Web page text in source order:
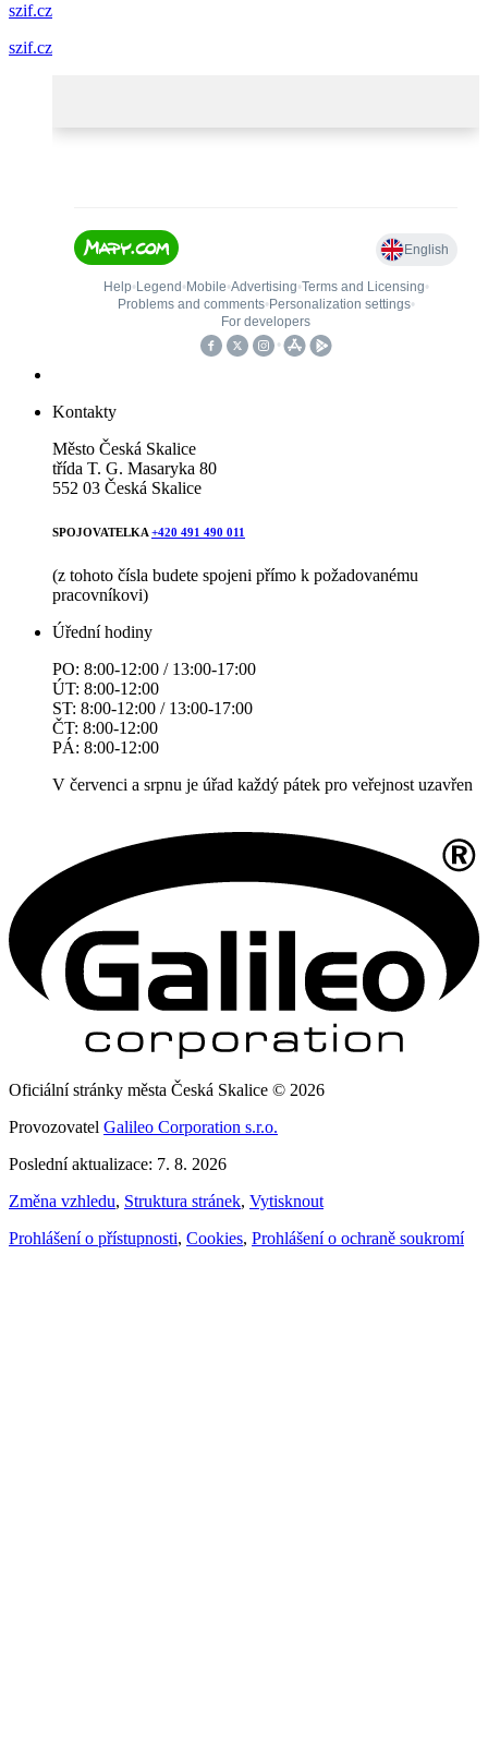
szif.cz
szif.cz
Kontakty
Město Česká Skalice
třída T. G. Masaryka 80
552 03 Česká Skalice
SPOJOVATELKA +420 491 490 011
(z tohoto čísla budete spojeni přímo k požadovanému
pracovníkovi)
Úřední hodiny
PO: 8:00-12:00 / 13:00-17:00
ÚT: 8:00-12:00
ST: 8:00-12:00 / 13:00-17:00
ČT: 8:00-12:00
PÁ: 8:00-12:00
V červenci a srpnu je úřad každý pátek pro veřejnost uzavřen
Oficiální stránky města Česká Skalice © 2026
Provozovatel Galileo Corporation s.r.o.
Poslední aktualizace: 7. 8. 2026
Změna vzhledu, Struktura stránek, Vytisknout
Prohlášení o přístupnosti, Cookies, Prohlášení o ochraně soukromí